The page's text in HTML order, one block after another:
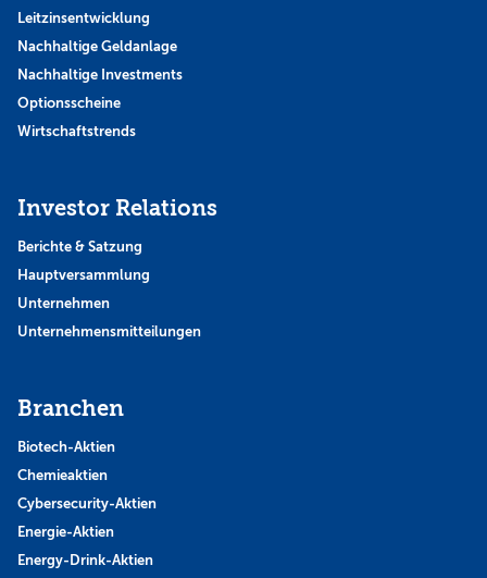
Leitzinsentwicklung
Nachhaltige Geldanlage
Nachhaltige Investments
Optionsscheine
Wirtschaftstrends
Investor Relations
Berichte & Satzung
Hauptversammlung
Unternehmen
Unternehmensmitteilungen
Branchen
Biotech-Aktien
Chemieaktien
Cybersecurity-Aktien
Energie-Aktien
Energy-Drink-Aktien